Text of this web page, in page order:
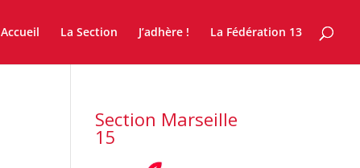
Accueil La Section J’adhère ! La Fédération 13
Section Marseille
15